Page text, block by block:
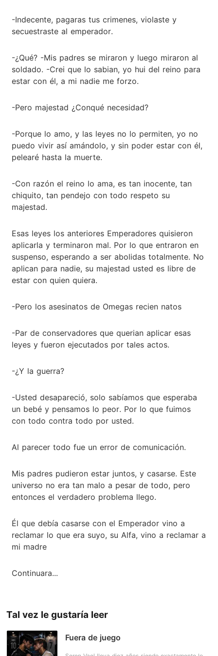
-Indecente, pagaras tus crimenes, violaste y
secuestraste al emperador.
-¿Qué? -Mis padres se miraron y luego miraron al
soldado. -Crei que lo sabian, yo hui del reino para
estar con él, a mi nadie me forzo.
-Pero majestad ¿Conqué necesidad?
-Porque lo amo, y las leyes no lo permiten, yo no
puedo vivir así amándolo, y sin poder estar con él,
pelearé hasta la muerte.
-Con razón el reino lo ama, es tan inocente, tan
chiquito, tan pendejo con todo respeto su
majestad.
Esas leyes los anteriores Emperadores quisieron
aplicarla y terminaron mal. Por lo que entraron en
suspenso, esperando a ser abolidas totalmente. No
aplican para nadie, su majestad usted es libre de
estar con quien quiera.
-Pero los asesinatos de Omegas recien natos
-Par de conservadores que querian aplicar esas
leyes y fueron ejecutados por tales actos.
-¿Y la guerra?
-Usted desapareció, solo sabíamos que esperaba
un bebé y pensamos lo peor. Por lo que fuimos
con todo contra todo por usted.
Al parecer todo fue un error de comunicación.
Mis padres pudieron estar juntos, y casarse. Este
universo no era tan malo a pesar de todo, pero
entonces el verdadero problema llego.
Él que debía casarse con el Emperador vino a
reclamar lo que era suyo, su Alfa, vino a reclamar a
mi madre
Continuara...
Tal vez le gustaría leer
Fuera de juego